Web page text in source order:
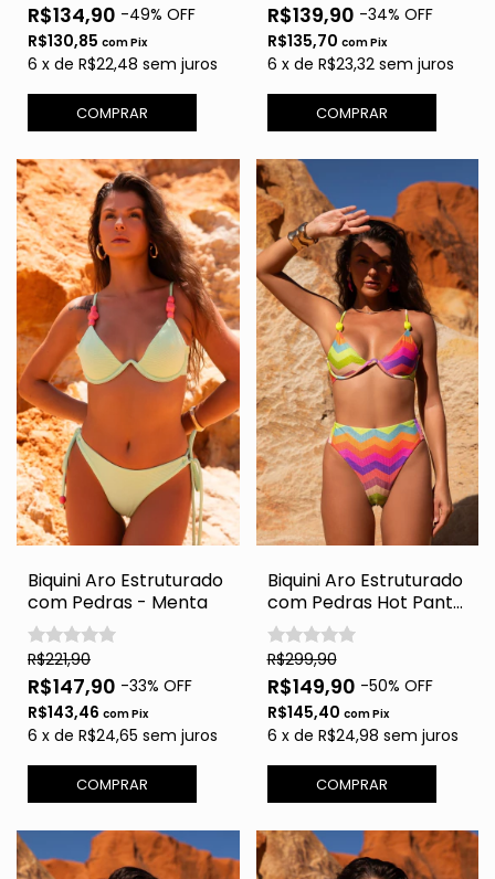
R$134,90 -49% OFF
R$130,85 comPix
6 x de R$22,48 sem juros
COMPRAR
R$139,90 -34% OFF
R$135,70 comPix
6 x de R$23,32 sem juros
COMPRAR
Biquini Aro Estruturado
com Pedras - Menta
R$221,90
R$147,90 -33% OFF
R$143,46 comPix
6 x de R$24,65 sem juros
COMPRAR
Biquini Aro Estruturado
com Pedras Hot Pants
- Tropical
R$299,90
R$149,90 -50% OFF
R$145,40 comPix
6 x de R$24,98 sem juros
COMPRAR